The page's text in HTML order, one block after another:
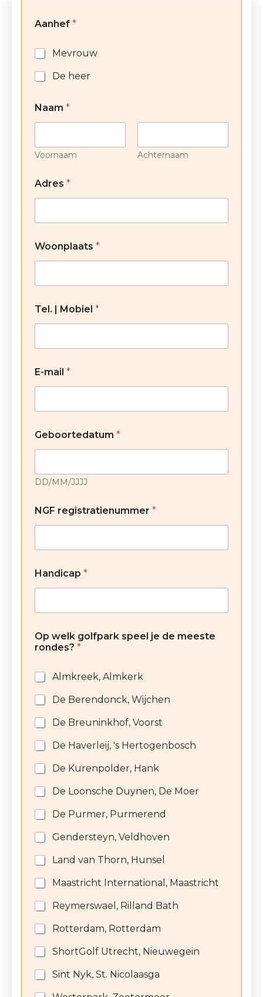
Aanhef *
Mevrouw
De heer
Naam *
Voornaam Achternaam
Adres *
Woonplaats *
Tel. | Mobiel *
E-mail *
Geboortedatum *
DD/MM/JJJJ
NGF registratienummer *
Handicap *
Op welk golfpark speel je de meeste
rondes? *
Almkreek, Almkerk
De Berendonck, Wijchen
De Breuninkhof, Voorst
De Haverleij, 's Hertogenbosch
De Kurenpolder, Hank
De Loonsche Duynen, De Moer
De Purmer, Purmerend
Gendersteyn, Veldhoven
Land van Thorn, Hunsel
Maastricht International, Maastricht
Reymerswael, Rilland Bath
Rotterdam, Rotterdam
ShortGolf Utrecht, Nieuwegein
Sint Nyk, St. Nicolaasga